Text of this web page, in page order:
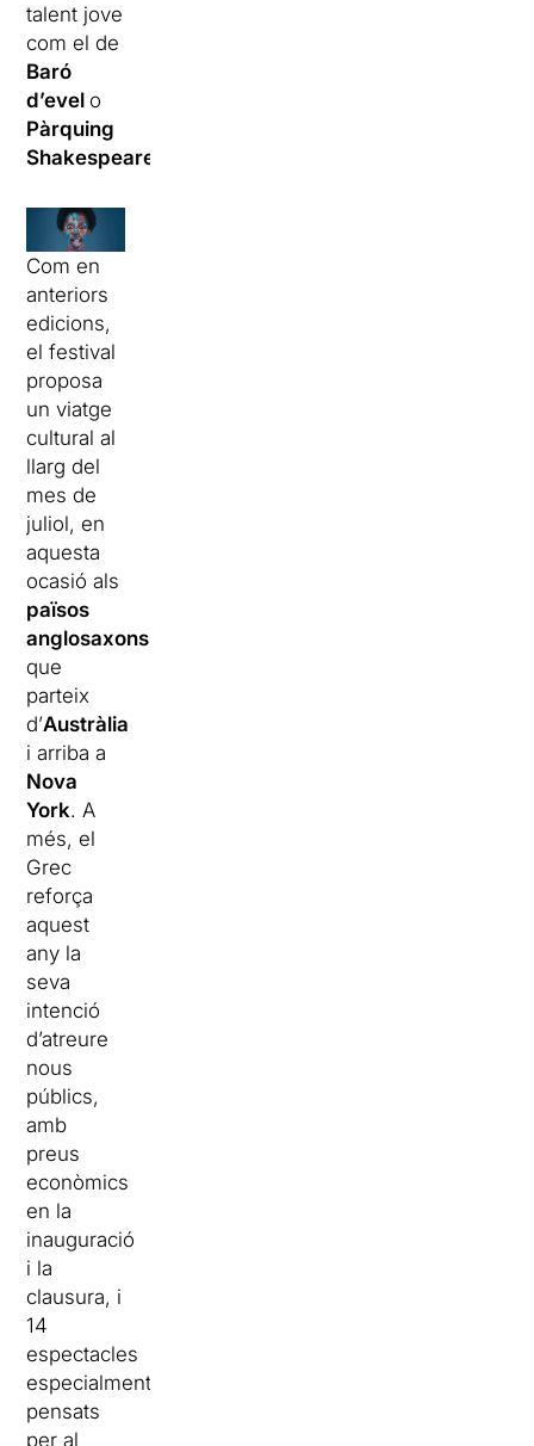
talent jove
com el de
Baró
d’evelo
Pàrquing
Shakespeare
Com en
anteriors
edicions,
el festival
proposa
un viatge
cultural al
llarg del
mes de
juliol, en
aquesta
ocasió als
països
anglosaxons
que
parteix
d’Austràlia
i arriba a
Nova
York. A
més, el
Grec
reforça
aquest
any la
seva
intenció
d’atreure
nous
públics,
amb
preus
econòmics
en la
inauguració
i la
clausura, i
14
espectacles
especialment
pensats
per al